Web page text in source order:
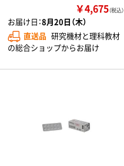
￥4,675（税込）
お届け日：8月20日（木）
直送品 研究機材と理科教材
の総合ショップからお届け